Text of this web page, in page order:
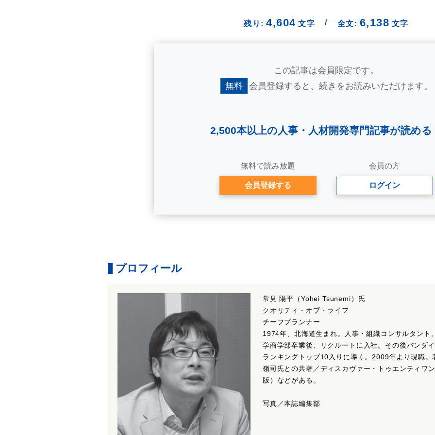
残り: 4,604 文字 / 全文: 6,138 文字
この記事は会員限定です。
無料
会員登録すると、 続きをお読みいただけます。
2,500本以上の人事・ 人材開発専門記事が読める
無料で読み放題
会員登録する
会員の方
ログイン
プロフィール
常見 陽平（Yohei Tsunemi）氏
クオリティ・オブ・ライフ
チーフプランナー
1974年、北海道生まれ。人事・組織コンサルタント
学商学部卒業後、リクルートに入社。その後バンダ
ランキングトップ10入りに導く。2009年より現職
嶺司氏との共著／ディスカヴァー・トゥエンティワ
版）などがある。
写真／本誌編集部